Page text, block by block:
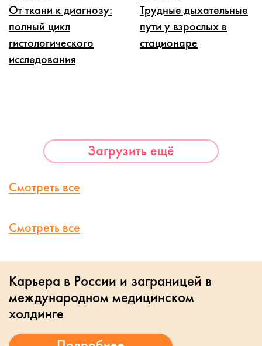
От ткани к диагнозу:
полный цикл
гистологического
исследования
Трудные дыхательные
пути у взрослых в
стационаре
Загрузить ещё
Смотреть все
Смотреть все
Карьера в России и заграницей в
международном медицинском
холдинге